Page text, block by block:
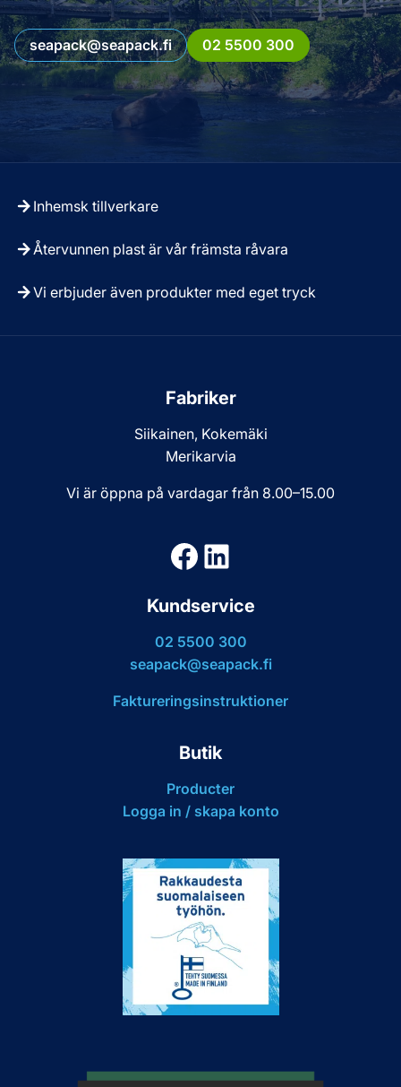
seapack@seapack.fi 02 5500 300
Inhemsk tillverkare
Återvunnen plast är vår främsta råvara
Vi erbjuder även produkter med eget tryck
Fabriker
Siikainen, Kokemäki
Merikarvia
Vi är öppna på vardagar från 8.00–15.00
Facebook
LinkedIn
Kundservice
02 5500 300
seapack@seapack.fi
Faktureringsinstruktioner
Butik
Producter
Logga in / skapa konto